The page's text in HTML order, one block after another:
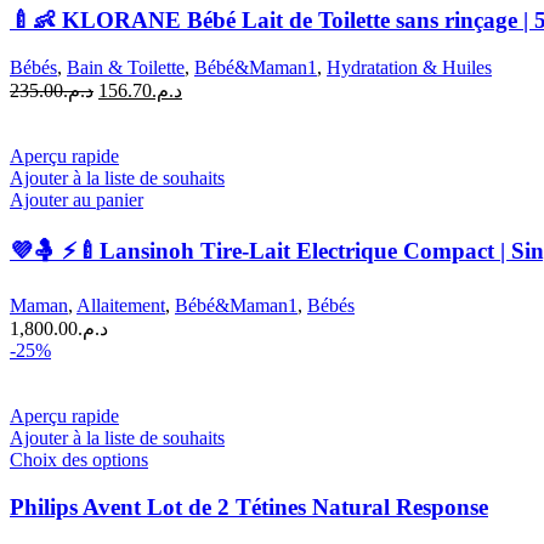
🍼👶 KLORANE Bébé Lait de Toilette sans rinçage |
Bébés, Bain & Toilette, Bébé&Maman1 , Hydratation & Huiles
د.م.235.00
Le
était :
د.م.235.00.
د.م.156.70
Le
Aperçu rapide
Ajouter à la liste de souhaits
Ajouter au panier
💜🤱 ⚡🍼Lansinoh Tire-Lait Electrique Compact |
Maman, Allaitement, Bébé&Maman1 , Bébés
د.م.1,800.00
-25%
Aperçu rapide
Ajouter à la liste de souhaits
Choix des optionsCe
a
plusieurs
Philips Avent Lot de 2 Tétines Natural Response